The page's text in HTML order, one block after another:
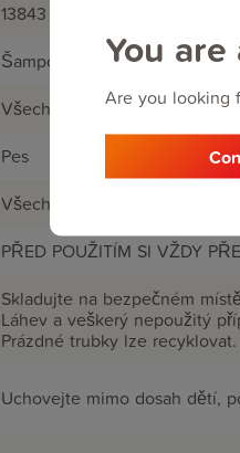
You
Are you looking
13843
Šampon
Všechny věkové kategorie
Pes
Všechny váhy
PŘED POUŽITÍM SI VŽDY
Skladujte na bezpečném
Láhev a veškerý nepoužitý
Prázdné trubky lze recyklovat.
Uchovejte mimo dosah dětí,